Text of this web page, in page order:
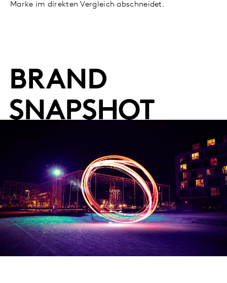
Marke im direkten Vergleich abschneidet.
BRAND
SNAPSHOT